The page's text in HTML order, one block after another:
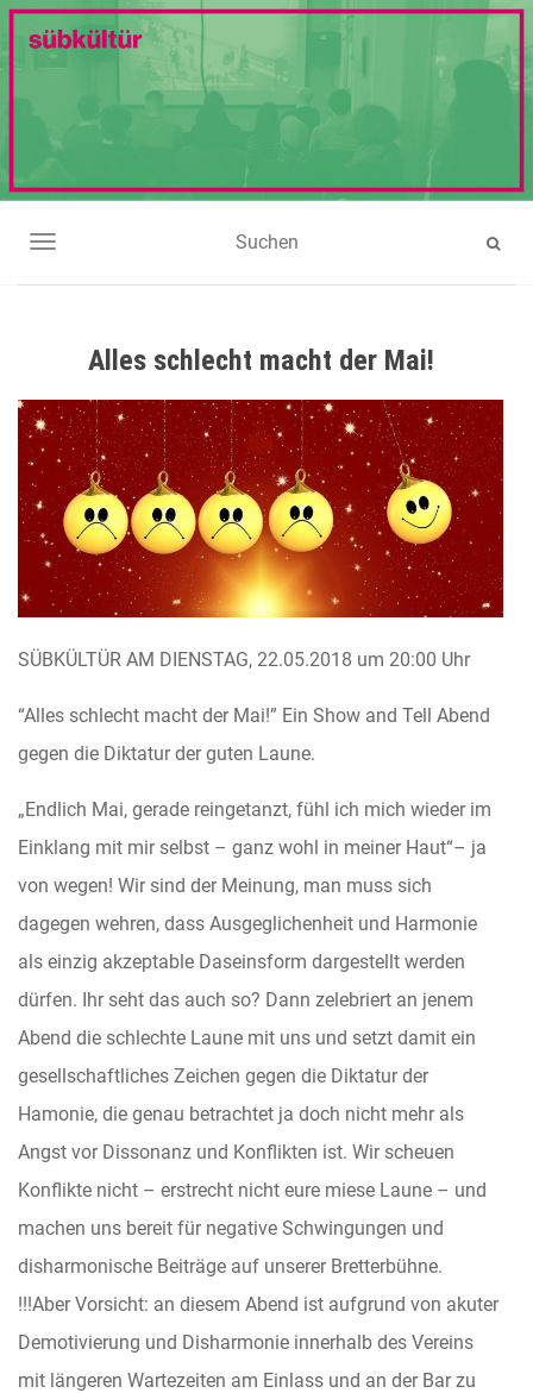
NAVIGATION UMSCHALTEN
Alles schlecht macht der Mai!
SÜBKÜLTÜR AM DIENSTAG, 22.05.2018 um 20:00 Uhr
“Alles schlecht macht der Mai!” Ein Show and Tell Abend
gegen die Diktatur der guten Laune.
„Endlich Mai, gerade reingetanzt, fühl ich mich wieder im
Einklang mit mir selbst – ganz wohl in meiner Haut“– ja
von wegen! Wir sind der Meinung, man muss sich
dagegen wehren, dass Ausgeglichenheit und Harmonie
als einzig akzeptable Daseinsform dargestellt werden
dürfen. Ihr seht das auch so? Dann zelebriert an jenem
Abend die schlechte Laune mit uns und setzt damit ein
gesellschaftliches Zeichen gegen die Diktatur der
Hamonie, die genau betrachtet ja doch nicht mehr als
Angst vor Dissonanz und Konflikten ist. Wir scheuen
Konflikte nicht – erstrecht nicht eure miese Laune – und
machen uns bereit für negative Schwingungen und
disharmonische Beiträge auf unserer Bretterbühne.
!!!Aber Vorsicht: an diesem Abend ist aufgrund von akuter
Demotivierung und Disharmonie innerhalb des Vereins
mit längeren Wartezeiten am Einlass und an der Bar zu